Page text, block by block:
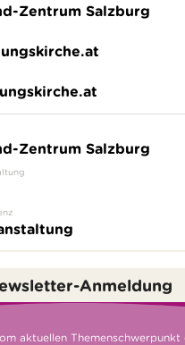
Zentrum Salzburg
Zentrum Salzburg
Anmeldung
aktuellen Themenschwerpunkt